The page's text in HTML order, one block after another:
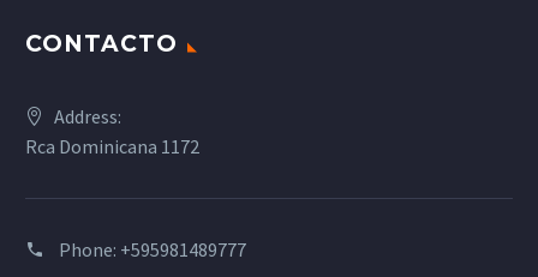
CONTACTO
Address:
Rca Dominicana 1172
Phone: +595981489777